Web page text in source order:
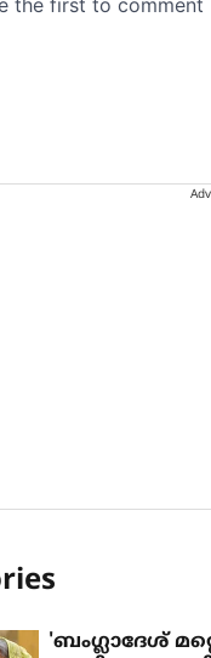
'ബംഗ്ലാദേശ്